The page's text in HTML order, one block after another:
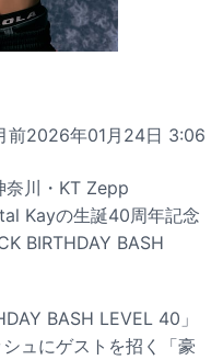
前2026年01月24日 3:06
奈川・KT Zepp
Kayの生誕40周年記念
BIRTHDAY BASH
BASH LEVEL 40」
ュにゲストを招く「豪